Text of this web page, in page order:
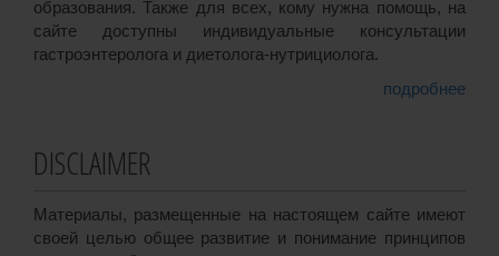
образования. Также для всех, кому нужна помощь, на
сайте доступны индивидуальные консультации
гастроэнтеролога и диетолога-нутрициолога.
подробнее
DISCLAIMER
Материалы, размещенные на настоящем сайте имеют
своей целью общее развитие и понимание принципов